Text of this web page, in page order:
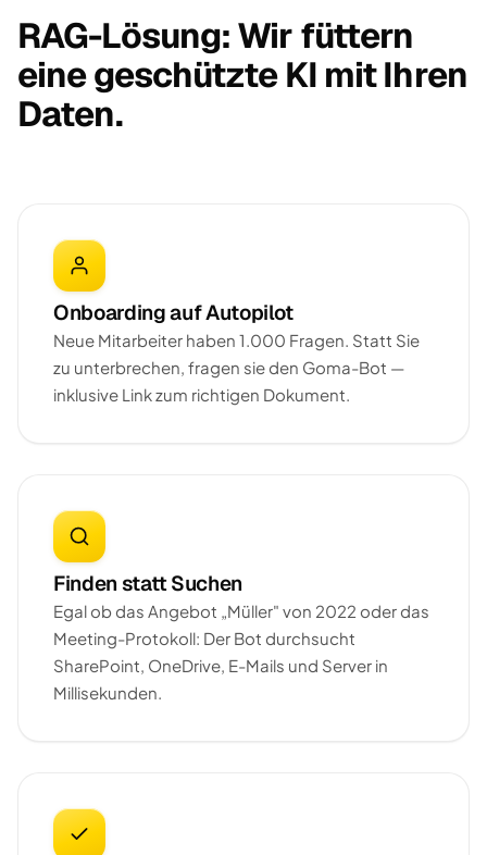
RAG-Lösung: Wir füttern
eine geschützte KI mit Ihren
Daten.
Onboarding auf Autopilot
Neue Mitarbeiter haben 1.000 Fragen. Statt Sie
zu unterbrechen, fragen sie den Goma-Bot —
inklusive Link zum richtigen Dokument.
Finden statt Suchen
Egal ob das Angebot „Müller" von 2022 oder das
Meeting-Protokoll: Der Bot durchsucht
SharePoint, OneDrive, E-Mails und Server in
Millisekunden.